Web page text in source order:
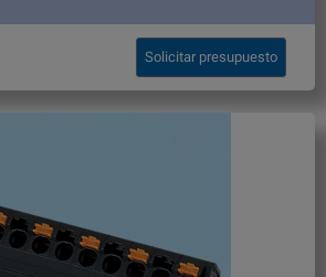
Solicitar presupuesto